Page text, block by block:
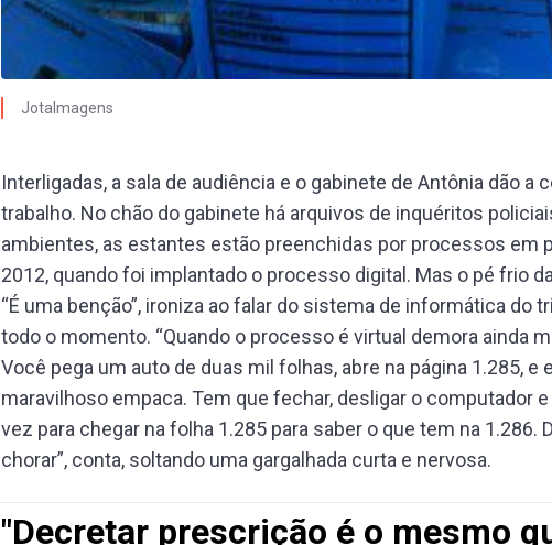
JotaImagens
Interligadas, a sala de audiência e o gabinete de Antônia dão a
trabalho. No chão do gabinete há arquivos de inquéritos
ambientes, as estantes estão preenchidas por processos em
2012, quando foi implantado o processo digital. Mas o pé frio
“É uma benção”, ironiza ao falar do sistema de informática do
todo o momento. “Quando o processo é virtual demora ainda
Você pega um auto de duas mil folhas, abre na página 1.285, e
maravilhoso empaca. Tem que fechar, desligar o computador
vez para chegar na folha 1.285 para saber o que tem na 1.286.
chorar”, conta, soltando uma gargalhada curta e nervosa.
"Decretar prescrição é o mesmo